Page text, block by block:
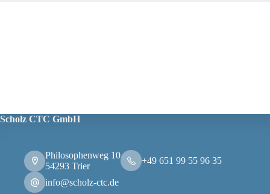
Scholz CTC GmbH
Philosophenweg 10
54293 Trier
+49 651 99 55 96 35
info@scholz-ctc.de